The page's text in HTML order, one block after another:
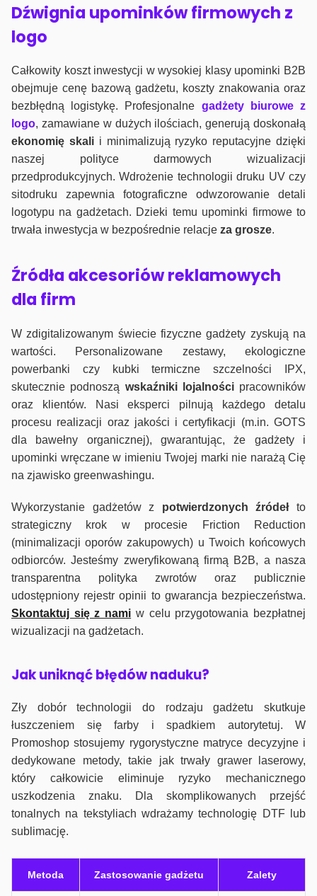
Dźwignia upominków firmowych z
logo
Całkowity koszt inwestycji w wysokiej klasy upominki B2B
obejmuje cenę bazową gadżetu, koszty znakowania oraz
bezbłędną logistykę. Profesjonalne gadżety biurowe z
logo, zamawiane w dużych ilościach, generują doskonałą
ekonomię skalii minimalizują ryzyko reputacyjne dzięki
naszej polityce darmowych wizualizacji
przedprodukcyjnych. Wdrożenie technologii druku UV czy
sitodruku zapewnia fotograficzne odwzorowanie detali
logotypu na gadżetach. Dzieki temu upominki firmowe to
trwała inwestycja w bezpośrednie relacje za grosze.
Źródła akcesoriów reklamowych
dla firm
W zdigitalizowanym świecie fizyczne gadżety zyskują na
wartości. Personalizowane zestawy, ekologiczne
powerbanki czy kubki termiczne szczelności IPX,
skutecznie podnoszą wskaźniki lojalnościpracowników
oraz klientów. Nasi eksperci pilnują każdego detalu
procesu realizacji oraz jakości i certyfikacji (m.in. GOTS
dla bawełny organicznej), gwarantując, że gadżety i
upominki wręczane w imieniu Twojej marki nie narażą Cię
na zjawisko greenwashingu.
Wykorzystanie gadżetów z potwierdzonych źródełto
strategiczny krok w procesie Friction Reduction
(minimalizacji oporów zakupowych) u Twoich końcowych
odbiorców. Jesteśmy zweryfikowaną firmą B2B, a nasza
transparentna polityka zwrotów oraz publicznie
udostępniony rejestr opinii to gwarancja bezpieczeństwa.
Skontaktuj się z nami w celu przygotowania bezpłatnej
wizualizacji na gadżetach.
Jak uniknąć błędów naduku?
Zły dobór technologii do rodzaju gadżetu skutkuje
łuszczeniem się farby i spadkiem autorytetuj. W
Promoshop stosujemy rygorystyczne matryce decyzyjne i
dedykowane metody, takie jak trwały grawer laserowy,
który całkowicie eliminuje ryzyko mechanicznego
uszkodzenia znaku. Dla skomplikowanych przejść
tonalnych na tekstyliach wdrażamy technologię DTF lub
sublimację.
Metoda Zastosowanie gadżetu Zalety